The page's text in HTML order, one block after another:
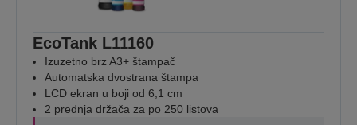
EcoTank L11160
Izuzetno brz A3+ štampač
Automatska dvostrana štampa
LCD ekran u boji od 6,1 cm
2 prednja držača za po 250 listova